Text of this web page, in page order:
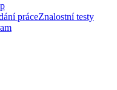
práceZnalostní testy